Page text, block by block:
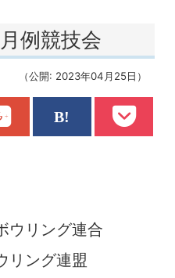
例競技会
（公開: 2023年04月25日）
リング連合
ング連盟